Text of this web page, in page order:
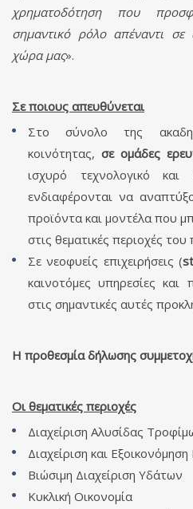
χρηματοδότηση που
σημαντικό ρόλο απέναντι σε
χώρα μας».
Σε ποιους απευθύνεται
Στο σύνολο της
κοινότητας, σε ομάδες
ισχυρό τεχνολογικό
ενδιαφέρονται να
προϊόντα και μοντέλα που
στις θεματικές περιοχές
Σε νεοφυείς επιχειρήσεις (
καινοτόμες υπηρεσίες και
στις σημαντικές αυτές
Η προθεσμία δήλωσης
Οι θεματικές περιοχές
Διαχείριση Αλυσίδας
Διαχείριση και Εξοικονόμηση
Βιώσιμη Διαχείριση Υδάτων
Κυκλική Οικονομία